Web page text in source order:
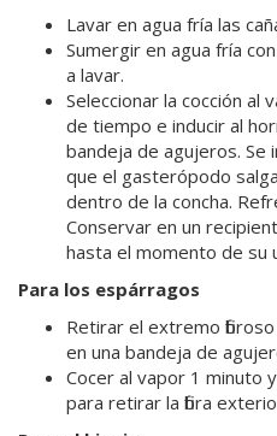
Lavar en agua fría las
Sumergir en agua fría
a lavar.
Seleccionar la cocción al
de tiempo e inducir al
bandeja de agujeros. Se
que el gasterópodo
dentro de la concha.
Conservar en un
hasta el momento de su
Para los espárragos
Retirar el extremo
en una bandeja de
Cocer al vapor 1 minuto
para retirar la fibra